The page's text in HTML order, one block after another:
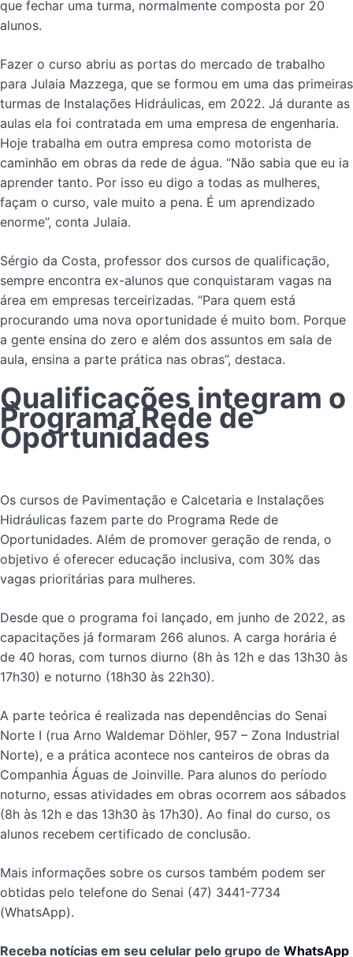
que fechar uma turma, normalmente composta por 20
alunos.
Fazer o curso abriu as portas do mercado de trabalho
para Julaia Mazzega, que se formou em uma das primeiras
turmas de Instalações Hidráulicas, em 2022. Já durante as
aulas ela foi contratada em uma empresa de engenharia.
Hoje trabalha em outra empresa como motorista de
caminhão em obras da rede de água. “Não sabia que eu ia
aprender tanto. Por isso eu digo a todas as mulheres,
façam o curso, vale muito a pena. É um aprendizado
enorme”, conta Julaia.
Sérgio da Costa, professor dos cursos de qualificação,
sempre encontra ex-alunos que conquistaram vagas na
área em empresas terceirizadas. “Para quem está
procurando uma nova oportunidade é muito bom. Porque
a gente ensina do zero e além dos assuntos em sala de
aula, ensina a parte prática nas obras”, destaca.
Qualificações integram o
Programa Rede de
Oportunidades
Os cursos de Pavimentação e Calcetaria e Instalações
Hidráulicas fazem parte do Programa Rede de
Oportunidades. Além de promover geração de renda, o
objetivo é oferecer educação inclusiva, com 30% das
vagas prioritárias para mulheres.
Desde que o programa foi lançado, em junho de 2022, as
capacitações já formaram 266 alunos. A carga horária é
de 40 horas, com turnos diurno (8h às 12h e das 13h30 às
17h30) e noturno (18h30 às 22h30).
A parte teórica é realizada nas dependências do Senai
Norte I (rua Arno Waldemar Döhler, 957 – Zona Industrial
Norte), e a prática acontece nos canteiros de obras da
Companhia Águas de Joinville. Para alunos do período
noturno, essas atividades em obras ocorrem aos sábados
(8h às 12h e das 13h30 às 17h30). Ao final do curso, os
alunos recebem certificado de conclusão.
Mais informações sobre os cursos também podem ser
obtidas pelo telefone do Senai (47) 3441-7734
(WhatsApp).
Receba notícias em seu celular pelo grupo de WhatsApp